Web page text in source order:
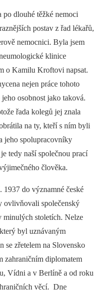
po dlouhé těžké nemoci
postav z řad lékařů,
nemocnici. Byla jsem
klinice
o Kamilu Kroftovi napsat.
nejen práce tohoto
osobnost jako taková.
řada kolegů jej znala
na ty, kteří s ním byli
jeho spolupracovníky
tedy naší společnou prací
člověka.
do významné české
ovlivňovali společenský
minulých stoletích. Nelze
byl uznávaným
se zřetelem na Slovensko
zahraničním diplomatem
Vídni a v Berlíně a od roku
věcí. Dne